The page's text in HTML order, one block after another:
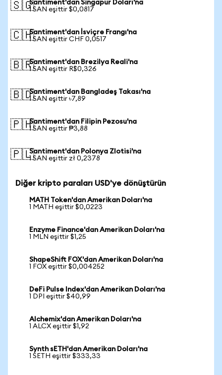
🇸🇬Santiment'dan Singapur Doları'na
1 SAN eşittir $0,0817
🇨🇭Santiment'dan İsviçre Frangı'na
1 SAN eşittir CHF 0,0517
🇧🇷Santiment'dan Brezilya Reali'na
1 SAN eşittir R$0,326
🇧🇩Santiment'dan Bangladeş Takası'na
1 SAN eşittir ৳7,89
🇵🇭Santiment'dan Filipin Pezosu'na
1 SAN eşittir ₱3,88
🇵🇱Santiment'dan Polonya Zlotisi'na
1 SAN eşittir zł 0,2378
Diğer kripto paraları USD'ye dönüştürün
MATH Token'dan Amerikan Doları'na
1 MATH eşittir $0,0223
Enzyme Finance'dan Amerikan Doları'na
1 MLN eşittir $1,25
ShapeShift FOX'dan Amerikan Doları'na
1 FOX eşittir $0,004252
DeFi Pulse Index'dan Amerikan Doları'na
1 DPI eşittir $40,99
Alchemix'dan Amerikan Doları'na
1 ALCX eşittir $1,92
Synth sETH'dan Amerikan Doları'na
1 SETH eşittir $333,33